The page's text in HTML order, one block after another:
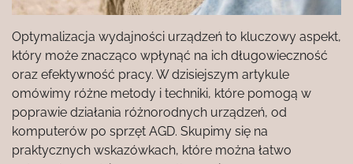
Optymalizacja wydajności urządzeń to kluczowy aspekt,
który może znacząco wpłynąć na ich długowieczność
oraz efektywność pracy. W dzisiejszym artykule
omówimy różne metody i techniki, które pomogą w
poprawie działania różnorodnych urządzeń, od
komputerów po sprzęt AGD. Skupimy się na
praktycznych wskazówkach, które można łatwo